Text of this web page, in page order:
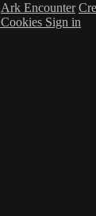
Ark Encounter
Cookies Sign in